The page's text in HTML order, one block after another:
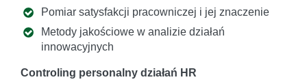
Pomiar satysfakcji pracowniczej i jej znaczenie
Metody jakościowe w analizie działań
innowacyjnych
Controling personalny działań HR